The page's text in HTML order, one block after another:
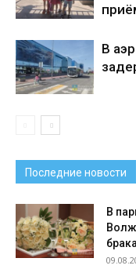
В
Последние новости
В